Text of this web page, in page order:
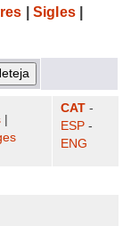
Sigles|
CAT -
ESP -
ENG